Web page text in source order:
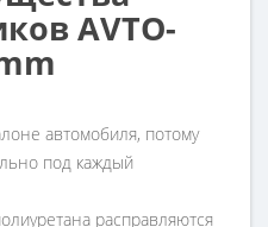
AVTO-
автомобиля, потому
под каждый
расправляются